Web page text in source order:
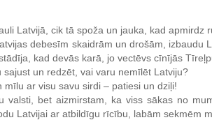
Latvijā, cik tā spoža un jauka, kad
debesīm skaidrām un drošām, izbaudu
kad devās karā, jo vectēvs cīnījās
sajust un redzēt, vai varu nemīlēt Latviju?
mīlu ar visu savu sirdi – patiesi un dziļi!
valsti, bet aizmirstam, ka viss sākas no
Latvijai ar atbildīgu rīcību, labām sekmēm